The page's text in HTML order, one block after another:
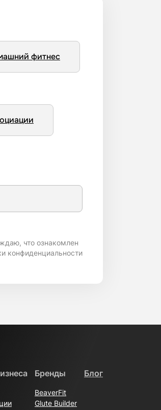
фитнес
что ознакомлен
конфиденциальности
Бренды
BeaverFit
Glute Builder
Блог